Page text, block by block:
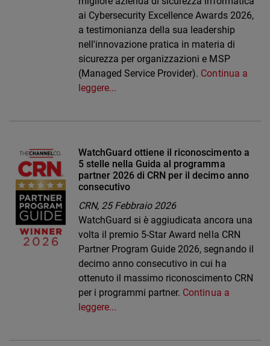
ai Cybersecurity Excellence Awards 2026,
a testimonianza della sua leadership
nell'innovazione pratica in materia di
sicurezza per organizzazioni e MSP
(Managed Service Provider). Continua a
leggere...
WatchGuard ottiene il riconoscimento a
5 stelle nella Guida al programma
partner 2026 di CRN per il decimo anno
consecutivo
CRN, 25 Febbraio 2026
WatchGuard si è aggiudicata ancora una
volta il premio 5-Star Award nella CRN
Partner Program Guide 2026, segnando il
decimo anno consecutivo in cui ha
ottenuto il massimo riconoscimento CRN
per i programmi partner. Continua a
leggere...